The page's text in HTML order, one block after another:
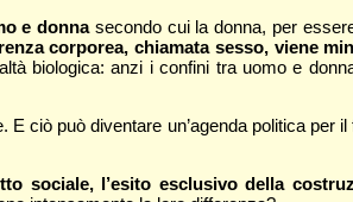
e donnasecondo cui la donna, per
corporea, chiamata sesso, viene
biologica: anzi i confini tra uomo e
ciò può diventare un’agenda politica per il
sociale, l’esito esclusivo della